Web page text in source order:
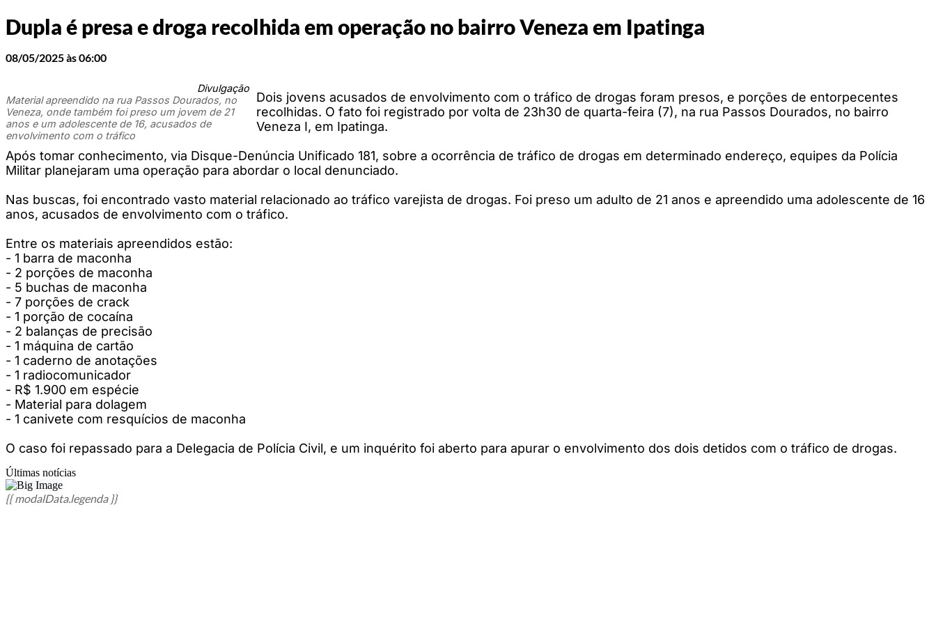
Dupla é presa e droga recolhida em operação no bairro Veneza em Ipatinga
08/05/2025 às 06:00
Divulgação
Material apreendido na rua Passos Dourados, no
Veneza, onde também foi preso um jovem de 21
anos e um adolescente de 16, acusados de
envolvimento com o tráfico
Dois jovens acusados de envolvimento com o tráfico de drogas foram presos, e porções de entorpecentes
recolhidas. O fato foi registrado por volta de 23h30 de quarta-feira (7), na rua Passos Dourados, no bairro
Veneza I, em Ipatinga.
Após tomar conhecimento, via Disque-Denúncia Unificado 181, sobre a ocorrência de tráfico de drogas em determinado endereço, equipes da Polícia
Militar planejaram uma operação para abordar o local denunciado.
Nas buscas, foi encontrado vasto material relacionado ao tráfico varejista de drogas. Foi preso um adulto de 21 anos e apreendido uma adolescente de 16
anos, acusados de envolvimento com o tráfico.
Entre os materiais apreendidos estão:
- 1 barra de maconha
- 2 porções de maconha
- 5 buchas de maconha
- 7 porções de crack
- 1 porção de cocaína
- 2 balanças de precisão
- 1 máquina de cartão
- 1 caderno de anotações
- 1 radiocomunicador
- R$ 1.900 em espécie
- Material para dolagem
- 1 canivete com resquícios de maconha
O caso foi repassado para a Delegacia de Polícia Civil, e um inquérito foi aberto para apurar o envolvimento dos dois detidos com o tráfico de drogas.
Últimas notícias
{{ modalData.legenda }}